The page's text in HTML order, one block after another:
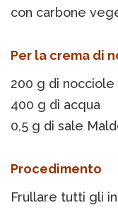
con carbone
Per la crema di
200 g di
400 g di acqua
0,5 g di sale
Procedimento
Frullare tutti gli